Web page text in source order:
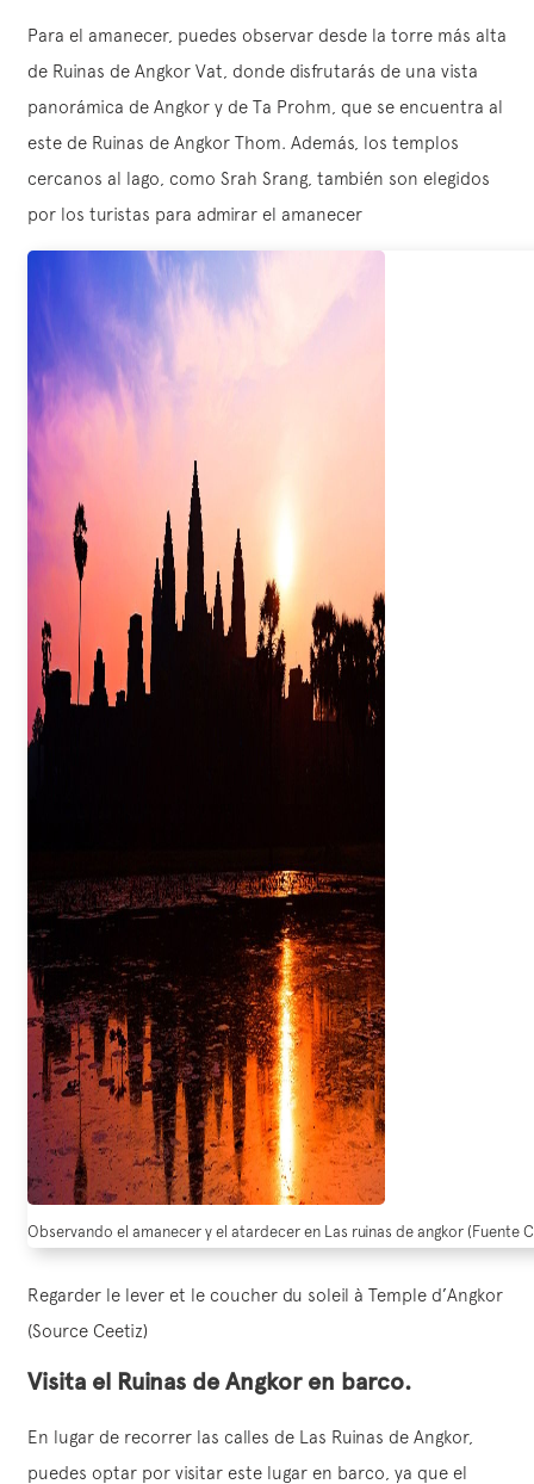
Para el amanecer, puedes observar desde la torre más alta
de Ruinas de Angkor Vat, donde disfrutarás de una vista
panorámica de Angkor y de Ta Prohm, que se encuentra al
este de Ruinas de Angkor Thom. Además, los templos
cercanos al lago, como Srah Srang, también son elegidos
por los turistas para admirar el amanecer
Observando el amanecer y el atardecer en Las ruinas de angkor (Fuente
Regarder le lever et le coucher du soleil à Temple d’Angkor
(Source Ceetiz)
Visita el Ruinas de Angkor en barco.
En lugar de recorrer las calles de Las Ruinas de Angkor,
puedes optar por visitar este lugar en barco, ya que el